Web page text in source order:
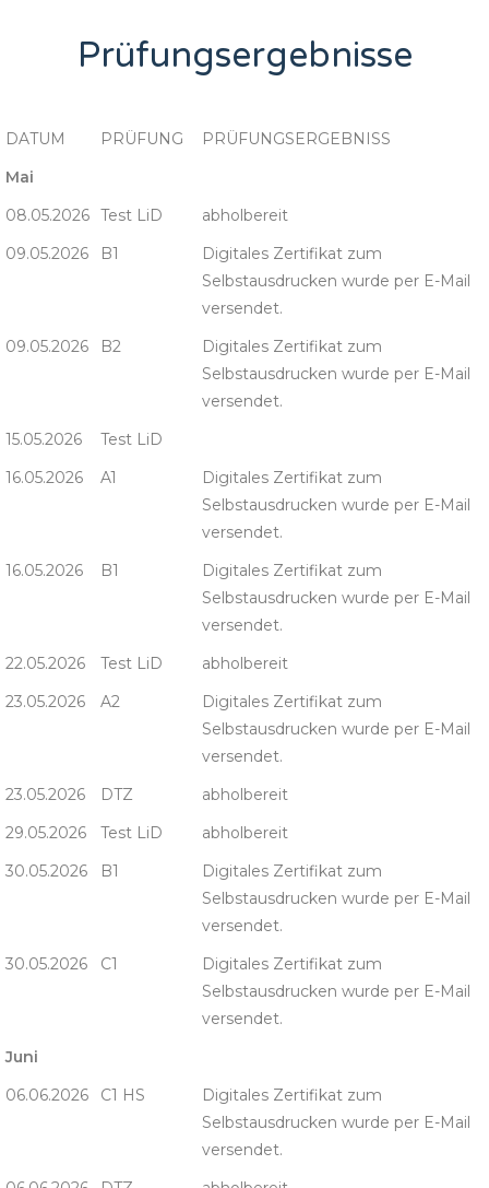
Prüfungsergebnisse
DATUM PRÜFUNG
PRÜFUNGSERGEBNISS
Mai
08.05.2026 Test LiD
abholbereit
09.05.2026
B1
Digitales Zertifikat zum
Selbstausdrucken wurde per E-Mail
versendet.
09.05.2026
B2
Digitales Zertifikat zum
Selbstausdrucken wurde per E-Mail
versendet.
15.05.2026
Test LiD
16.05.2026
A1
Digitales Zertifikat zum
Selbstausdrucken wurde per E-Mail
versendet.
16.05.2026
B1
Digitales Zertifikat zum
Selbstausdrucken wurde per E-Mail
versendet.
22.05.2026
Test LiD
abholbereit
23.05.2026
A2
Digitales Zertifikat zum
Selbstausdrucken wurde per E-Mail
versendet.
23.05.2026
DTZ
abholbereit
29.05.2026
Test LiD
abholbereit
30.05.2026
B1
Digitales Zertifikat zum
Selbstausdrucken wurde per E-Mail
versendet.
30.05.2026
C1
Digitales Zertifikat zum
Selbstausdrucken wurde per E-Mail
versendet.
Juni
06.06.2026
C1 HS
Digitales Zertifikat zum
Selbstausdrucken wurde per E-Mail
versendet.